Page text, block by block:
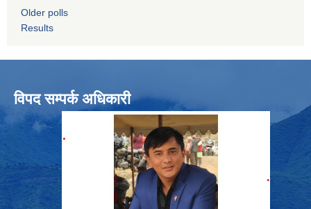
Older polls
Results
विपद सम्पर्क अधिकारी